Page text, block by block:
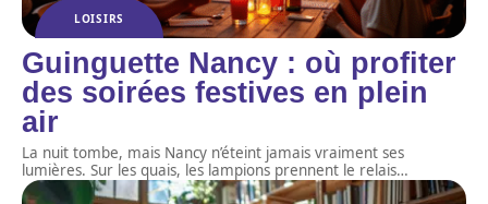
LOISIRS
Guinguette Nancy : où profiter
des soirées festives en plein
air
La nuit tombe, mais Nancy n’éteint jamais vraiment ses
lumières. Sur les quais, les lampions prennent le relais…